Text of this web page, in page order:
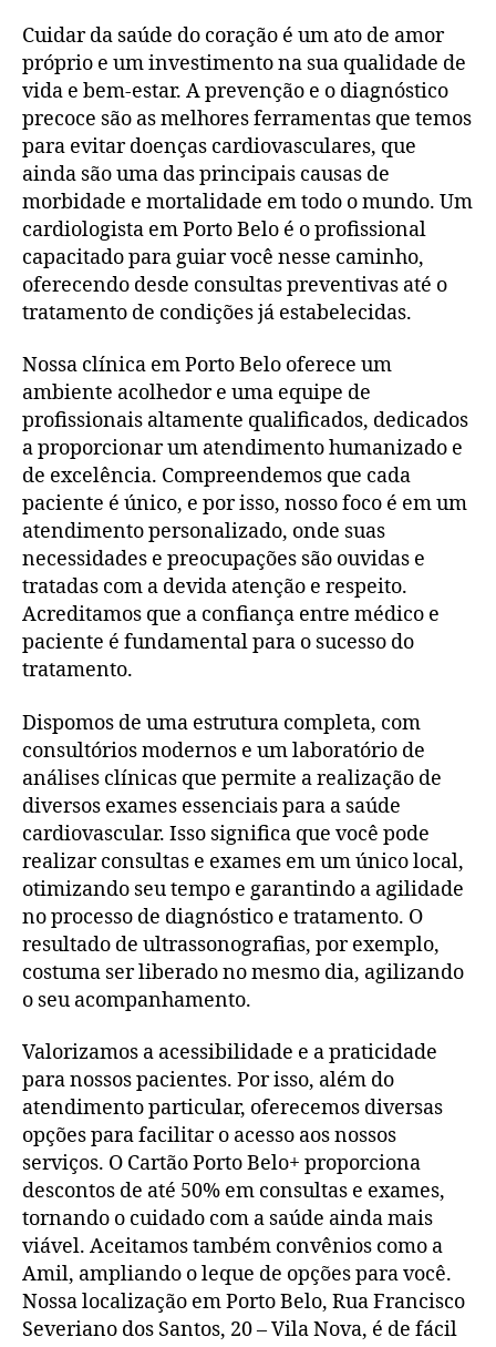
Cuidar da saúde do coração é um ato de amor
próprio e um investimento na sua qualidade de
vida e bem-estar. A prevenção e o diagnóstico
precoce são as melhores ferramentas que temos
para evitar doenças cardiovasculares, que
ainda são uma das principais causas de
morbidade e mortalidade em todo o mundo. Um
cardiologista em Porto Belo é o profissional
capacitado para guiar você nesse caminho,
oferecendo desde consultas preventivas até o
tratamento de condições já estabelecidas.
Nossa clínica em Porto Belo oferece um
ambiente acolhedor e uma equipe de
profissionais altamente qualificados, dedicados
a proporcionar um atendimento humanizado e
de excelência. Compreendemos que cada
paciente é único, e por isso, nosso foco é em um
atendimento personalizado, onde suas
necessidades e preocupações são ouvidas e
tratadas com a devida atenção e respeito.
Acreditamos que a confiança entre médico e
paciente é fundamental para o sucesso do
tratamento.
Dispomos de uma estrutura completa, com
consultórios modernos e um laboratório de
análises clínicas que permite a realização de
diversos exames essenciais para a saúde
cardiovascular. Isso significa que você pode
realizar consultas e exames em um único local,
otimizando seu tempo e garantindo a agilidade
no processo de diagnóstico e tratamento. O
resultado de ultrassonografias, por exemplo,
costuma ser liberado no mesmo dia, agilizando
o seu acompanhamento.
Valorizamos a acessibilidade e a praticidade
para nossos pacientes. Por isso, além do
atendimento particular, oferecemos diversas
opções para facilitar o acesso aos nossos
serviços. O Cartão Porto Belo+ proporciona
descontos de até 50% em consultas e exames,
tornando o cuidado com a saúde ainda mais
viável. Aceitamos também convênios como a
Amil, ampliando o leque de opções para você.
Nossa localização em Porto Belo, Rua Francisco
Severiano dos Santos, 20 – Vila Nova, é de fácil